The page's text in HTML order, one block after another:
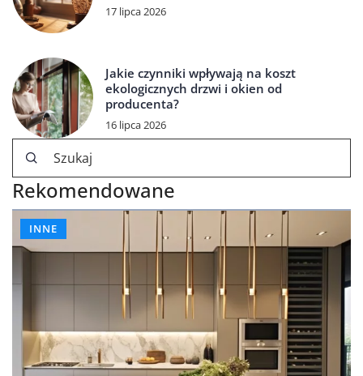
17 lipca 2026
Jakie czynniki wpływają na koszt
ekologicznych drzwi i okien od
producenta?
16 lipca 2026
Rekomendowane
INNE